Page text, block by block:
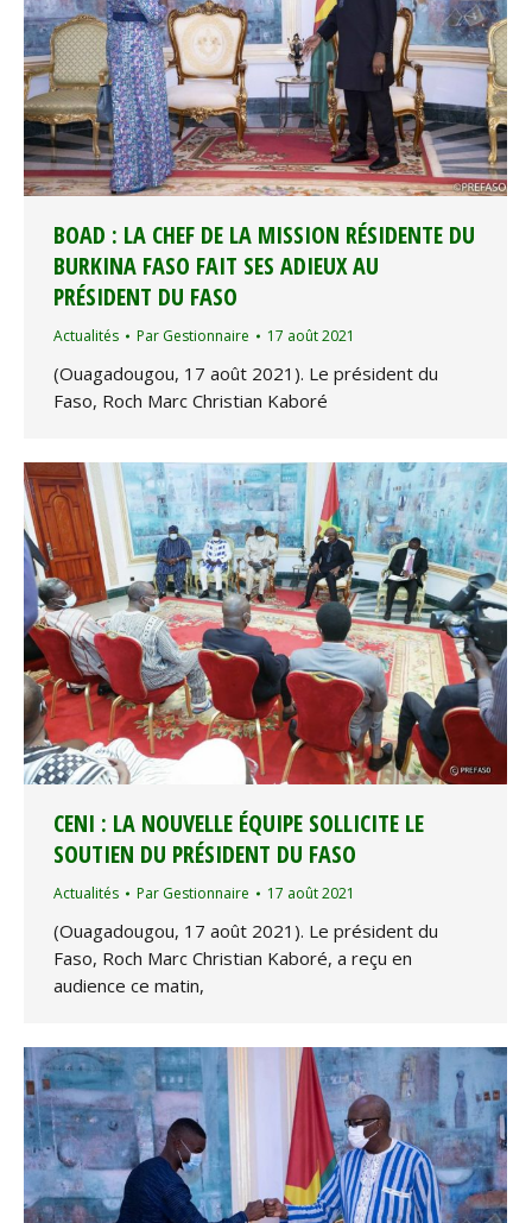
BOAD : LA CHEF DE LA MISSION RÉSIDENTE DU
BURKINA FASO FAIT SES ADIEUX AU
PRÉSIDENT DU FASO
Actualités Par Gestionnaire 17 août 2021
(Ouagadougou, 17 août 2021). Le président du
Faso, Roch Marc Christian Kaboré
CENI : LA NOUVELLE ÉQUIPE SOLLICITE LE
SOUTIEN DU PRÉSIDENT DU FASO
Actualités Par Gestionnaire 17 août 2021
(Ouagadougou, 17 août 2021). Le président du
Faso, Roch Marc Christian Kaboré, a reçu en
audience ce matin,